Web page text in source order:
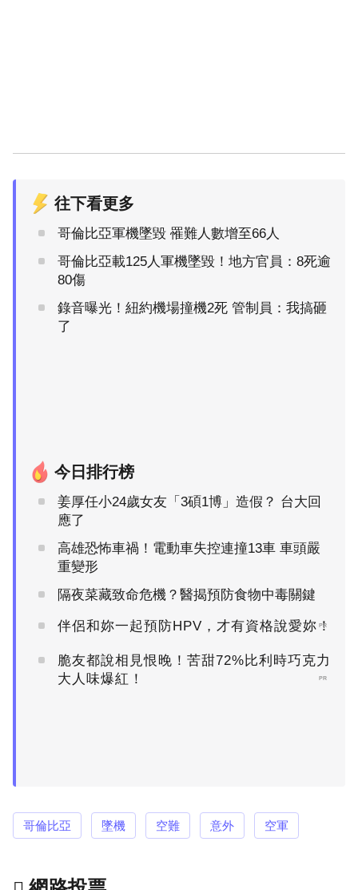
往下看更多
哥倫比亞軍機墜毀 罹難人數增至66人
哥倫比亞載125人軍機墜毀！地方官員：8死逾
80傷
錄音曝光！紐約機場撞機2死 管制員：我搞砸
了
今日排行榜
姜厚任小24歲女友「3碩1博」造假？ 台大回
應了
高雄恐怖車禍！電動車失控連撞13車 車頭嚴
重變形
隔夜菜藏致命危機？醫揭預防食物中毒關鍵
伴侶和妳一起預防HPV，才有資格說愛妳！
PR
脆友都說相見恨晚！苦甜72%比利時巧克力
大人味爆紅！
PR
哥倫比亞 墜機 空難 意外 空軍